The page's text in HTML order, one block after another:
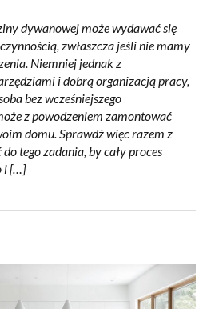
dywanowej może wydawać się
zwłaszcza jeśli nie mamy
Niemniej jednak z
i dobrą organizacją pracy,
bez wcześniejszego
z powodzeniem zamontować
domu. Sprawdź więc razem z
tego zadania, by cały proces
i […]